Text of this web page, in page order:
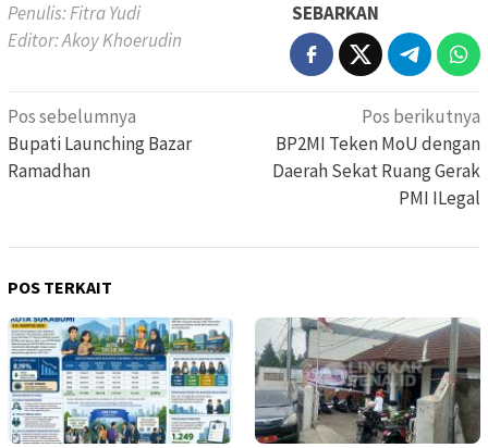
Penulis: Fitra Yudi
Editor: Akoy Khoerudin
SEBARKAN
Navigasi
pos
Pos sebelumnya
Bupati Launching Bazar
Ramadhan
Pos berikutnya
BP2MI Teken MoU dengan
Daerah Sekat Ruang Gerak
PMI ILegal
POS TERKAIT